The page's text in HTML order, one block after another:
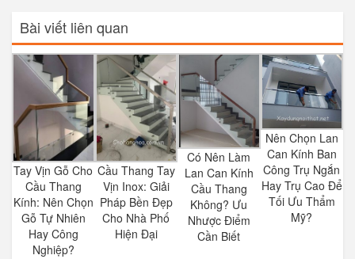
Bài viết liên quan
Tay Vịn Gỗ Cho
Cầu Thang
Kính: Nên Chọn
Gỗ Tự Nhiên
Hay Công
Nghiệp?
Cầu Thang Tay
Vịn Inox: Giải
Pháp Bền Đẹp
Cho Nhà Phố
Hiện Đại
Có Nên Làm
Lan Can Kính
Cầu Thang
Không? Ưu
Nhược Điểm
Cần Biết
Nên Chọn Lan
Can Kính Ban
Công Trụ Ngắn
Hay Trụ Cao Để
Tối Ưu Thẩm
Mỹ?